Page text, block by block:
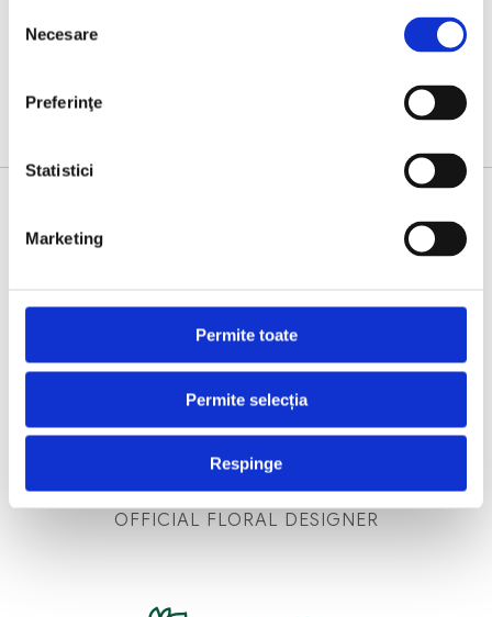
consimțământului
Necesare
Preferinţe
Statistici
Marketing
Permite toate
Permite selecția
Respinge
OFFICIAL FLORAL DESIGNER